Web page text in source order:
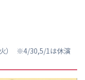
火） ※4/30,5/1は休演